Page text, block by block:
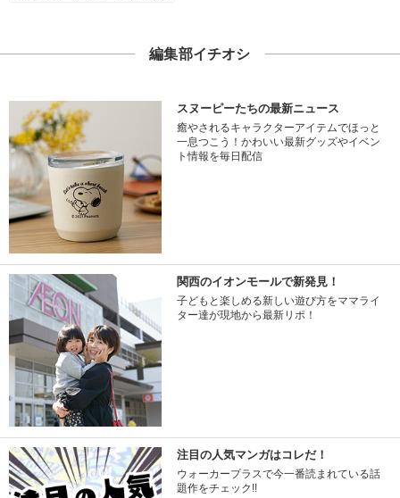
編集部イチオシ
スヌーピーたちの最新ニュース
癒やされるキャラクターアイテムでほっと
一息つこう！かわいい最新グッズやイベン
ト情報を毎日配信
関西のイオンモールで新発見！
子どもと楽しめる新しい遊び方をママライ
ター達が現地から最新リポ！
注目の人気マンガはコレだ！
ウォーカープラスで今一番読まれている話
題作をチェック!!